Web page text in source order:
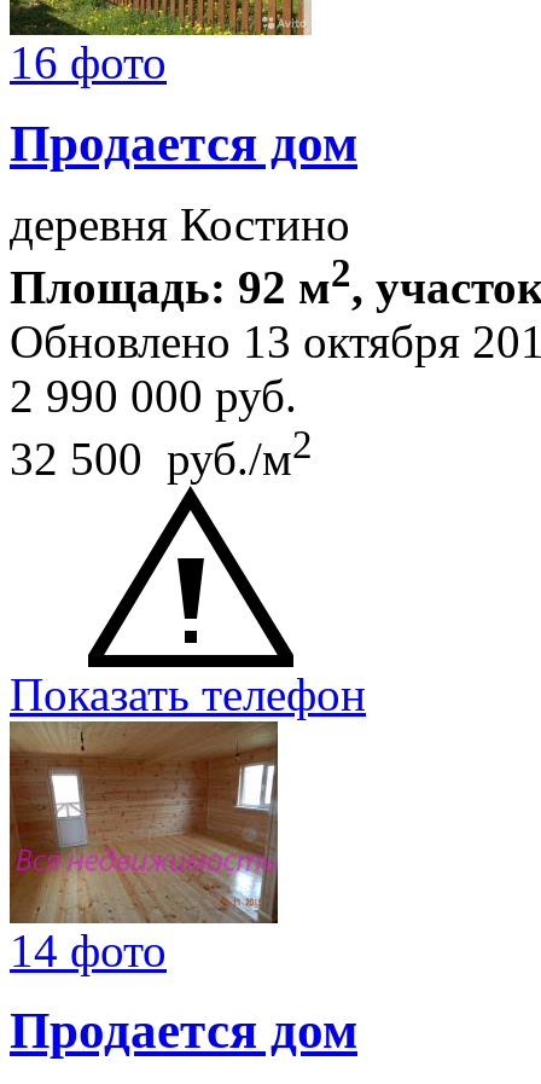
16 фото
Продается дом
деревня Костино
Площадь: 92 м2,
Обновлено 13 октября
2 990 000 руб.
32 500 руб./м2
Показать телефон
14 фото
Продается дом